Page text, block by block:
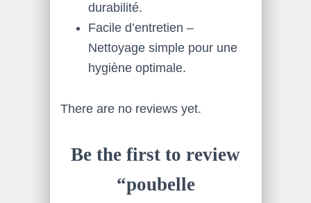
durabilité.
Facile d’entretien –
Nettoyage simple pour une
hygiène optimale.
There are no reviews yet.
Be the first to review
“poubelle